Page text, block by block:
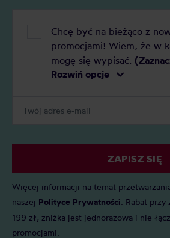
Chcę być na bieżąco z
promocjami! Wiem, że w
mogę się wypisać.
Rozwiń opcje
ZAPISZ SIĘ
Więcej informacji na temat
naszej Polityce Prywatności . Rabat
199 zł, zniżka jest jednorazowa i nie
promocjami.